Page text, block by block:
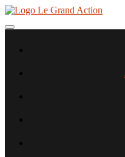
Aller
contenu
Toggle navigation